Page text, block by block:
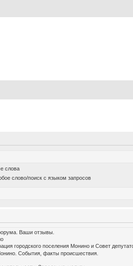
слова
слово/поиск с языком запросов